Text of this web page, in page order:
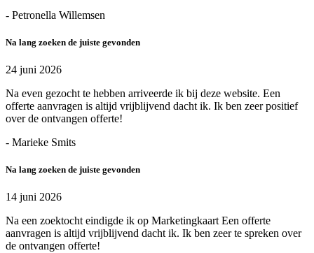
- Petronella Willemsen
Na lang zoeken de juiste gevonden
24 juni 2026
Na even gezocht te hebben arriveerde ik bij deze website. Een
offerte aanvragen is altijd vrijblijvend dacht ik. Ik ben zeer positief
over de ontvangen offerte!
- Marieke Smits
Na lang zoeken de juiste gevonden
14 juni 2026
Na een zoektocht eindigde ik op Marketingkaart Een offerte
aanvragen is altijd vrijblijvend dacht ik. Ik ben zeer te spreken over
de ontvangen offerte!